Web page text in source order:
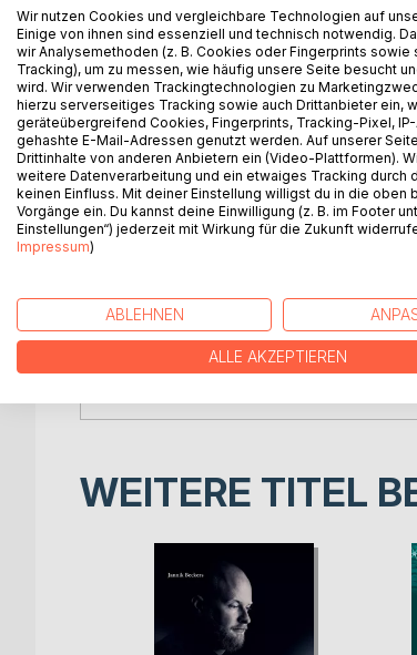
Knapp 20 Jahre lang - von 2002 bis
Auslandseinsätze, sondern auch der
Leben. 35 von ihnen fielen in
Soldaten wieder in kriegerische
Afghanistan nicht das genannt werden,
Am Ende war der Einsatz vergeblich.
Umnachtung zurückgefallen, aus der
Afghanistan-Einsatz inzwischen fast
werden: In Afghanistan hat die
Der Journalist und Historiker André
die Truppe in Atem gehalten und die
Naivität, um eine unverstanden
um militärische Operationen,
Dies ist die erste Darstellung ihrer Art
WEITERE TITEL
Wir nutzen Cookies und vergleichbare Technologien auf
Einige von ihnen sind essenziell und technisch notwendig.
wir Analysemethoden (z. B. Cookies oder Fingerprints
Tracking), um zu messen, wie häufig unsere Seite besucht
wird. Wir verwenden Trackingtechnologien zu
hierzu serverseitiges Tracking sowie auch Drittanbieter ein,
geräteübergreifend Cookies, Fingerprints, Tracking-Pixel,
gehashte E-Mail-Adressen genutzt werden. Auf unserer
Drittinhalte von anderen Anbietern ein (Video-Plattformen).
weitere Datenverarbeitung und ein etwaiges Tracking durch
keinen Einfluss. Mit deiner Einstellung willigst du in die oben
Vorgänge ein. Du kannst deine Einwilligung (z. B. im Footer
Einstellungen“) jederzeit mit Wirkung für die Zukunft
Impressum)
ABLEHNEN
ALLE AKZEPTIEREN